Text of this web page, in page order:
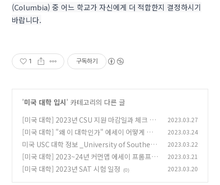
(Columbia) 중 어느 학교가 자신에게 더 적합한지 결정하시기
바랍니다.
1 구독하기
'미국 대학 입시' 카테고리의 다른 글
[미국 대학] 2023년 CSU 지원 마감일과 체크 리
스트
(0)
2023.03.27
[미국 대학] "왜 이 대학인가" 에세이 어떻게 쓰
나요?
(0)
2023.03.24
미국 USC 대학 정보 _University of Southern
California
(1)
2023.03.22
[미국 대학] 2023~24년 커먼앱 에세이 프롬프트
(0)
2023.03.21
[미국 대학] 2023년 SAT 시험 일정 (0) 2023.03.20